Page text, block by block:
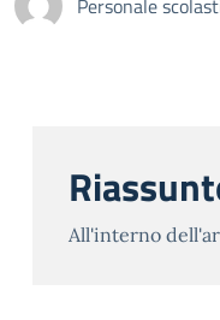
All'interno